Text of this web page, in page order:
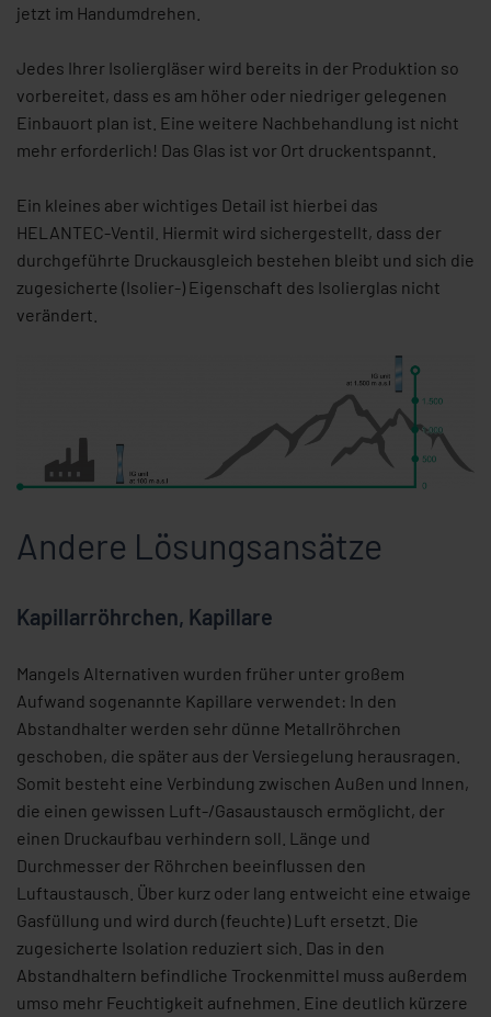
jetzt im Handumdrehen.
Jedes Ihrer Isoliergläser wird bereits in der Produktion so
vorbereitet, dass es am höher oder niedriger gelegenen
Einbauort plan ist. Eine weitere Nachbehandlung ist nicht
mehr erforderlich! Das Glas ist vor Ort druckentspannt.
Ein kleines aber wichtiges Detail ist hierbei das
HELANTEC-Ventil. Hiermit wird sichergestellt, dass der
durchgeführte Druckausgleich bestehen bleibt und sich die
zugesicherte (Isolier-) Eigenschaft des Isolierglas nicht
verändert.
Andere Lösungsansätze
Kapillarröhrchen, Kapillare
Mangels Alternativen wurden früher unter großem
Aufwand sogenannte Kapillare verwendet: In den
Abstandhalter werden sehr dünne Metallröhrchen
geschoben, die später aus der Versiegelung herausragen.
Somit besteht eine Verbindung zwischen Außen und Innen,
die einen gewissen Luft-/Gasaustausch ermöglicht, der
einen Druckaufbau verhindern soll. Länge und
Durchmesser der Röhrchen beeinflussen den
Luftaustausch. Über kurz oder lang entweicht eine etwaige
Gasfüllung und wird durch (feuchte) Luft ersetzt. Die
zugesicherte Isolation reduziert sich. Das in den
Abstandhaltern befindliche Trockenmittel muss außerdem
umso mehr Feuchtigkeit aufnehmen. Eine deutlich kürzere